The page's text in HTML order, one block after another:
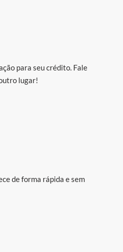
para seu crédito. Fale
lugar!
de forma rápida e sem